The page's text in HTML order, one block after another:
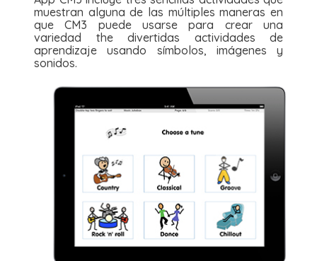
muestran alguna de las múltiples maneras en
que CM3 puede usarse para crear una
variedad the divertidas actividades de
aprendizaje usando símbolos, imágenes y
sonidos.